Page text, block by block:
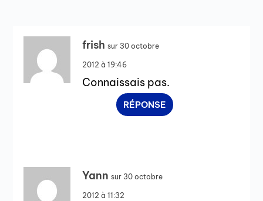
frish sur 30 octobre
2012 à 19:46
Connaissais pas.
RÉPONSE
Yann sur 30 octobre
2012 à 11:32